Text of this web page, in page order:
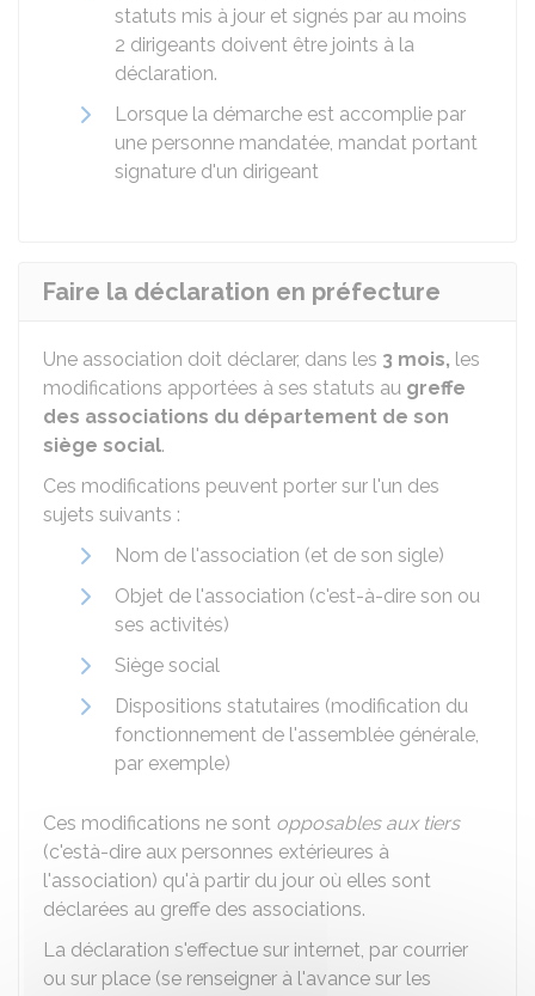
statuts mis à jour et signés par au moins
2 dirigeants doivent être joints à la
déclaration.
Lorsque la démarche est accomplie par
une personne mandatée, mandat portant
signature d'un dirigeant
Faire la déclaration en préfecture
Une association doit déclarer, dans les 3 mois, les
modifications apportées à ses statuts au greffe
des associations du département de son
siège social.
Ces modifications peuvent porter sur l'un des
sujets suivants :
Nom de l'association (et de son sigle)
Objet de l'association (c'est-à-dire son ou
ses activités)
Siège social
Dispositions statutaires (modification du
fonctionnement de l'assemblée générale,
par exemple)
Ces modifications ne sont opposables aux tiers
(c'està-dire aux personnes extérieures à
l'association) qu'à partir du jour où elles sont
déclarées au greffe des associations.
La déclaration s'effectue sur internet, par courrier
ou sur place (se renseigner à l'avance sur les